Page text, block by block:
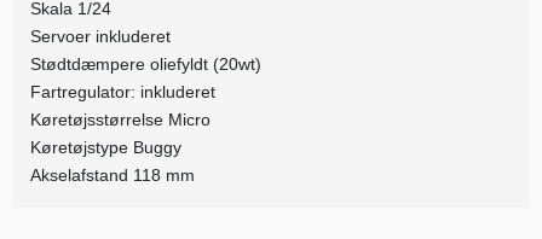
Skala 1/24
Servoer inkluderet
Stødtdæmpere oliefyldt (20wt)
Fartregulator: inkluderet
Køretøjsstørrelse Micro
Køretøjstype Buggy
Akselafstand 118 mm